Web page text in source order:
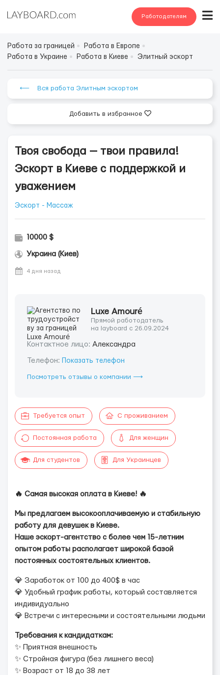
Работодателям
Работа за границей
Работа в Европе
Работа в Украине
Работа в Киеве Элитный эскорт
⟵ Вся работа Элитным эскортом
Добавить в избранное
Твоя свобода — твои правила!
Эскорт в Киеве с поддержкой и
уважением
Эскорт - Массаж
10000 $
Украина (Киев)
4 дня назад
Luxe Amouré
Прямой работодатель
на layboard с 26.09.2024
Контактное лицо: Александра
Телефон: Показать телефон
Посмотреть отзывы о компании ⟶
Требуется опыт С проживанием
Постоянная работа Для женщин
Для студентов Для Украинцев
🔥 Самая высокая оплата в Киеве! 🔥
Мы предлагаем высокооплачиваемую и стабильную
работу для девушек в Киеве.
Наше эскорт-агентство с более чем 15-летним
опытом работы располагает широкой базой
постоянных состоятельных клиентов.
💎 Заработок от 100 до 400$ в час
💎 Удобный график работы, который составляется
индивидуально
💎 Встречи с интересными и состоятельными людьми
Требования к кандидаткам:
✨ Приятная внешность
✨ Стройная фигура (без лишнего веса)
✨ Возраст от 18 до 38 лет